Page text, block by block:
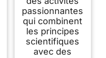
passionnantes
qui combinent
les principes
scientifiques
avec des